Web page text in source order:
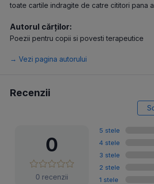
toate cartile indragite de catre cititori pana
Autorul cărților:
Poezii pentru copii si povesti terapeutice
→ Vezi pagina autorului
Recenzii
0
0 recenzii
5 stele
4 stele
3 stele
2 stele
1 stele